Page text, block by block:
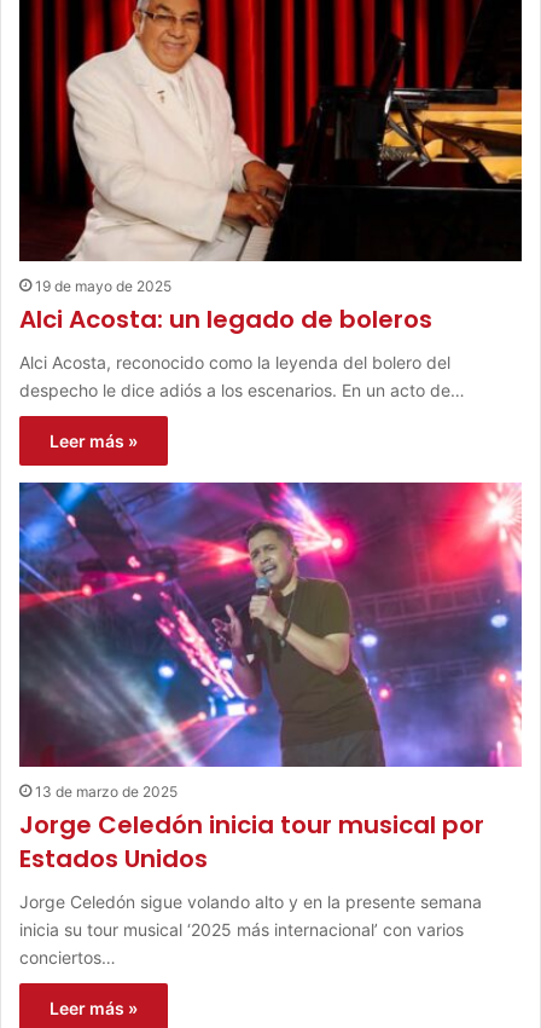
19 de mayo de 2025
Alci Acosta: un legado de boleros
Alci Acosta, reconocido como la leyenda del bolero del
despecho le dice adiós a los escenarios. En un acto de…
Leer más »
13 de marzo de 2025
Jorge Celedón inicia tour musical por
Estados Unidos
Jorge Celedón sigue volando alto y en la presente semana
inicia su tour musical ‘2025 más internacional’ con varios
conciertos…
Leer más »